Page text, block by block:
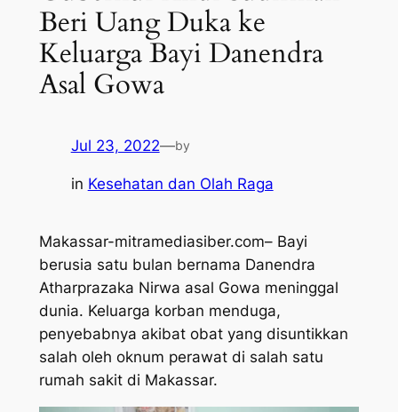
Beri Uang Duka ke
Keluarga Bayi Danendra
Asal Gowa
Jul 23, 2022—by
in Kesehatan dan Olah Raga
Makassar-mitramediasiber.com– Bayi
berusia satu bulan bernama Danendra
Atharprazaka Nirwa asal Gowa meninggal
dunia. Keluarga korban menduga,
penyebabnya akibat obat yang disuntikkan
salah oleh oknum perawat di salah satu
rumah sakit di Makassar.